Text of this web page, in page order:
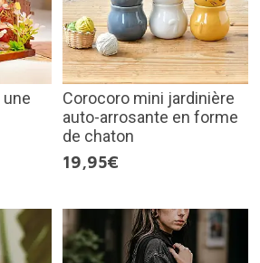
Corocoro mini jardinière
auto-arrosante en forme
de chaton
19,95€